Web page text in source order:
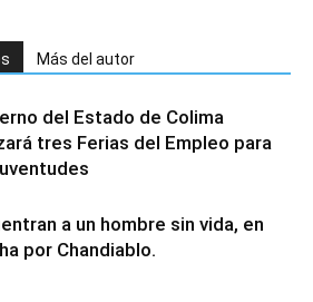
Más del autor
del Estado de Colima
tres Ferias del Empleo para
a un hombre sin vida, en
por Chandiablo.